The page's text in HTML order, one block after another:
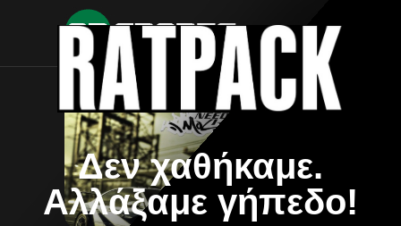
Δεν χαθήκαμε.
Αλλάξαμε γήπεδο!